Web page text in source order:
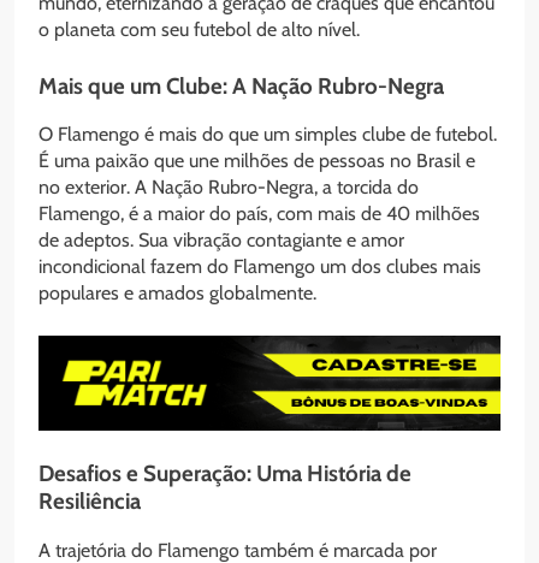
o planeta com seu futebol de alto nível.
Mais que um Clube: A Nação Rubro-Negra
O Flamengo é mais do que um simples clube de futebol.
É uma paixão que une milhões de pessoas no Brasil e
no exterior. A Nação Rubro-Negra, a torcida do
Flamengo, é a maior do país, com mais de 40 milhões
de adeptos. Sua vibração contagiante e amor
incondicional fazem do Flamengo um dos clubes mais
populares e amados globalmente.
Desafios e Superação: Uma História de
Resiliência
A trajetória do Flamengo também é marcada por